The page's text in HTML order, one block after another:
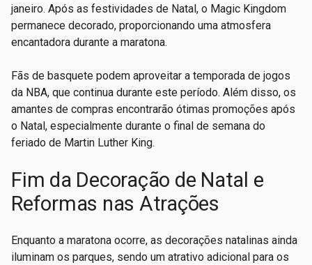
janeiro. Após as festividades de Natal, o Magic Kingdom
permanece decorado, proporcionando uma atmosfera
encantadora durante a maratona.
Fãs de basquete podem aproveitar a temporada de jogos
da NBA, que continua durante este período. Além disso, os
amantes de compras encontrarão ótimas promoções após
o Natal, especialmente durante o final de semana do
feriado de Martin Luther King.
Fim da Decoração de Natal e
Reformas nas Atrações
Enquanto a maratona ocorre, as decorações natalinas ainda
iluminam os parques, sendo um atrativo adicional para os